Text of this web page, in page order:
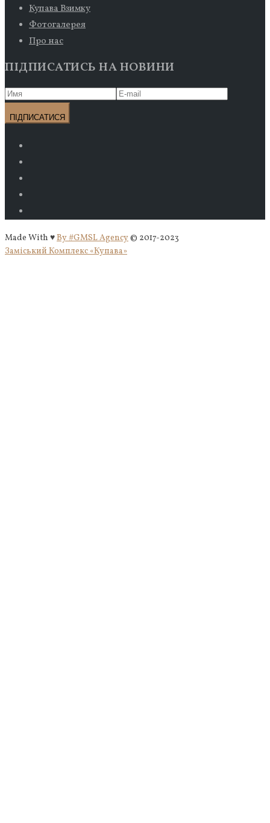
Купава Взимку
Фотогалерея
Про нас
ПІДПИСАТИСЬ НА НОВИНИ
Made With ♥By #GMSL Agency© 2017-2023
Заміський Комплекс «Купава»